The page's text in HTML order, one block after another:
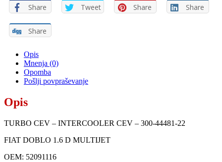
44481-
22
quantity
Share
Tweet Share Share
Share
Opis
Mnenja (0)
Opomba
Pošlji povpraševanje
Opis
TURBO CEV – INTERCOOLER CEV – 300-44481-22
FIAT DOBLO 1.6 D MULTIJET
OEM: 52091116